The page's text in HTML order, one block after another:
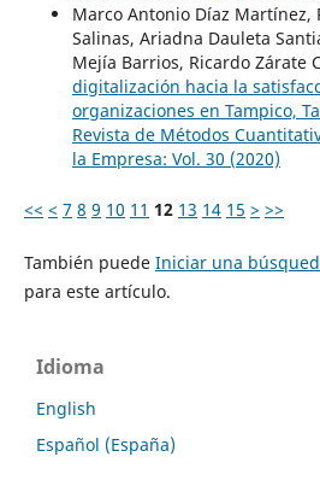
Marco Antonio Díaz Martínez,
Salinas, Ariadna Dauleta
Mejía Barrios, Ricardo Zárate
digitalización hacia la
organizaciones en Tampico,
Revista de Métodos
la Empresa: Vol. 30 (2020)
<< < 7 8 9 10 11 12 13 14 15 > >>
También puede Iniciar una
para este artículo.
Idioma
English
Español (España)